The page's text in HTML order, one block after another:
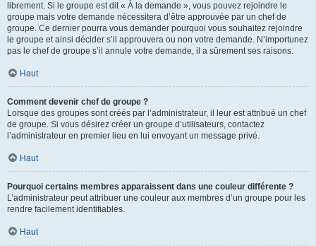
librement. Si le groupe est dit « À la demande », vous pouvez rejoindre le
groupe mais votre demande nécessitera d’être approuvée par un chef de
groupe. Ce dernier pourra vous demander pourquoi vous souhaitez rejoindre
le groupe et ainsi décider s’il approuvera ou non votre demande. N’importunez
pas le chef de groupe s’il annule votre demande, il a sûrement ses raisons.
Haut
Comment devenir chef de groupe ?
Lorsque des groupes sont créés par l’administrateur, il leur est attribué un chef
de groupe. Si vous désirez créer un groupe d’utilisateurs, contactez
l’administrateur en premier lieu en lui envoyant un message privé.
Haut
Pourquoi certains membres apparaissent dans une couleur différente ?
L’administrateur peut attribuer une couleur aux membres d’un groupe pour les
rendre facilement identifiables.
Haut